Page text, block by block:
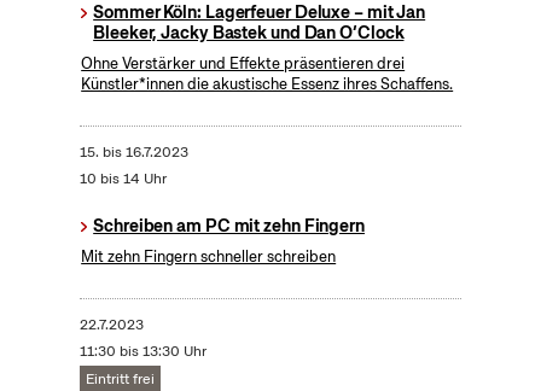
Sommer Köln: Lagerfeuer Deluxe – mit Jan
Bleeker, Jacky Bastek und Dan O‘Clock
Ohne Verstärker und Effekte präsentieren drei
Künstler*innen die akustische Essenz ihres Schaffens.
15. bis16.7.2023
10 bis 14 Uhr
Schreiben am PC mit zehn Fingern
Mit zehn Fingern schneller schreiben
22.7.2023
11:30 bis 13:30 Uhr
Eintritt frei